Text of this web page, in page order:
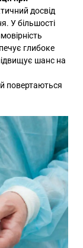
досвід
У більшості
глибоке
шанс на
повертаються